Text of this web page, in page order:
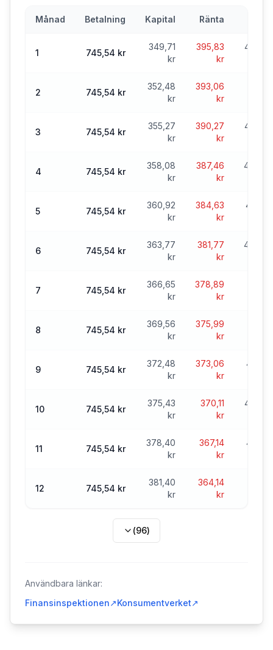
Månad Betalning Kapital Ränta
1 745,54 kr
349,71
kr
395,83
kr
49
2 745,54 kr
352,48
kr
393,06
kr
3 745,54 kr
355,27
kr
390,27
kr
48
4 745,54 kr
358,08
kr
387,46
kr
48
5 745,54 kr
360,92
kr
384,63
kr
48
6 745,54 kr
363,77
kr
381,77
kr
47
7 745,54 kr
366,65
kr
378,89
kr
8 745,54 kr
369,56
kr
375,99
kr
9 745,54 kr
372,48
kr
373,06
kr
46
10 745,54 kr
375,43
kr
370,11
kr
46
11 745,54 kr
378,40
kr
367,14
kr
45
12 745,54 kr
381,40
kr
364,14
kr
(96)
Användbara länkar:
Finansinspektionen↗Konsumentverket↗